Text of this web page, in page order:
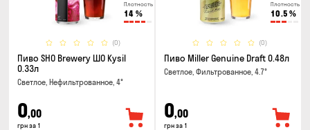
Плотность
14 %
(0)
Пиво SHO Brewery ШО Kysil
0.33л
Светлое, Нефильтрованное, 4°
0,00
грн за 1
Плотность
10.5 %
(0)
Пиво Miller Genuine Draft 0.48л
Светлое, Фильтрованное, 4.7°
0,00
грн за 1